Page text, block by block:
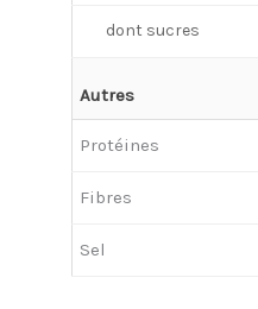
dont sucres
Autres
Protéines
Fibres
Sel